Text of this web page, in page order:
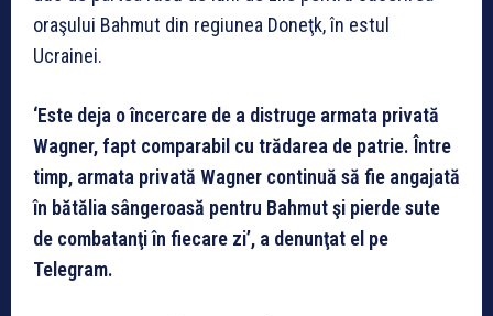
oraşului Bahmut din regiunea Doneţk, în estul
Ucrainei.
‘Este deja o încercare de a distruge armata privată
Wagner, fapt comparabil cu trădarea de patrie. Între
timp, armata privată Wagner continuă să fie angajată
în bătălia sângeroasă pentru Bahmut şi pierde sute
de combatanţi în fiecare zi’, a denunţat el pe
Telegram.